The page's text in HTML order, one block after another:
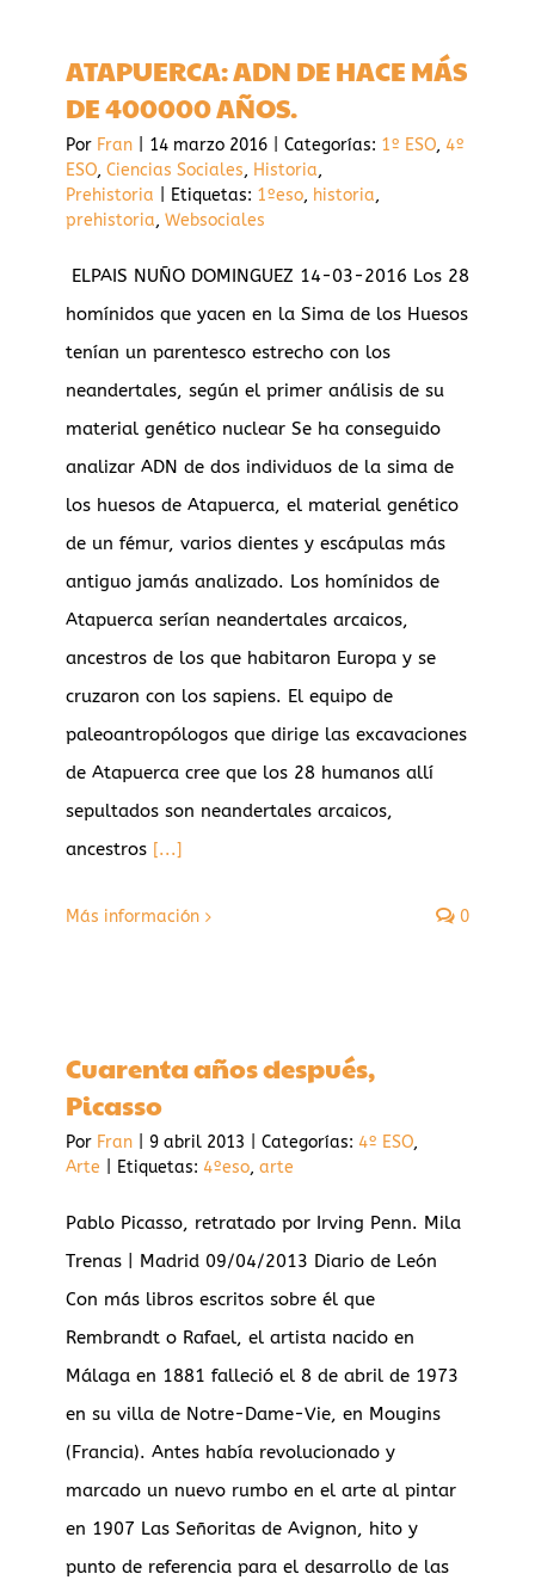
ATAPUERCA: ADN DE HACE MÁS
DE 400000 AÑOS.
Por Fran 14 marzo 2016 Categorías: 1º ESO, 4º
ESO, Ciencias Sociales, Historia,
Prehistoria
Etiquetas: 1ºeso, historia,
prehistoria, Websociales
ELPAIS NUÑO DOMINGUEZ 14-03-2016 Los 28
homínidos que yacen en la Sima de los Huesos
tenían un parentesco estrecho con los
neandertales, según el primer análisis de su
material genético nuclear Se ha conseguido
analizar ADN de dos individuos de la sima de
los huesos de Atapuerca, el material genético
de un fémur, varios dientes y escápulas más
antiguo jamás analizado. Los homínidos de
Atapuerca serían neandertales arcaicos,
ancestros de los que habitaron Europa y se
cruzaron con los sapiens. El equipo de
paleoantropólogos que dirige las excavaciones
de Atapuerca cree que los 28 humanos allí
sepultados son neandertales arcaicos,
ancestros [...]
Más información 0
Cuarenta años después,
Picasso
Por Fran 9 abril 2013 Categorías: 4º ESO,
Arte
Etiquetas: 4ºeso, arte
Pablo Picasso, retratado por Irving Penn. Mila
Trenas | Madrid 09/04/2013 Diario de León
Con más libros escritos sobre él que
Rembrandt o Rafael, el artista nacido en
Málaga en 1881 falleció el 8 de abril de 1973
en su villa de Notre-Dame-Vie, en Mougins
(Francia). Antes había revolucionado y
marcado un nuevo rumbo en el arte al pintar
en 1907 Las Señoritas de Avignon, hito y
punto de referencia para el desarrollo de las